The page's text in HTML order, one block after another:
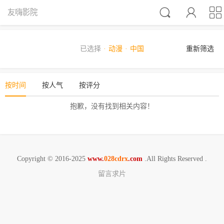



友嗨影院
已选择 动漫 中国 重新筛选
按时间 按人气 按评分
抱歉，没有找到相关内容！
Copyright © 2016-2025 www.028cdrx.com .All Rights Reserved .
留言求片